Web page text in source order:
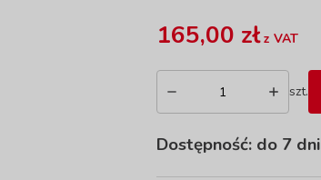
165,00 złz VAT
szt.
Dostępność: do 7 dni